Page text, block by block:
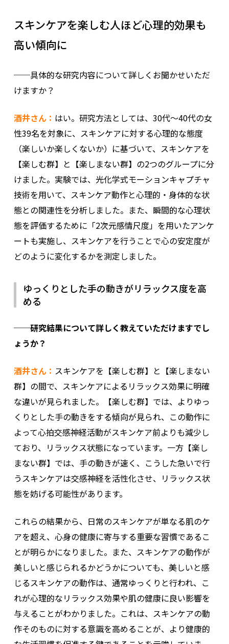
スキンケアを楽しむ人ほど心理的効果も
高い傾向に
──具体的な研究内容について詳しくお聞かせいただ
けますか？
酒井さん： はい。研究方法としては、30代〜40代の女
性39名を対象に、スキンケアに対する心理的な態度
（楽しいか楽しくないか）に基づいて、スキンケアを
【楽しむ群】と【楽しまない群】の2つのグループに分
けました。実験では、光化学式モーションキャプチャ
技術を用いて、スキンケア動作と心理的・身体的な状
態との関連性を分析しました。また、瞬間的な心理状
態を評価するために「2次元感情尺度」を用いたアンケ
ートも実施し、スキンケアを行うことで心の安定度が
どのように変化するかを測定しました。
ゆっくりとした手の動きがリラックス度を高
める
──研究結果について詳しく教えていただけますでし
ょうか？
酒井さん： スキンケアを【楽しむ群】と【楽しまない
群】の間で、スキンケアによるリラックス効果に明確
な違いが見られました。【楽しむ群】では、よりゆっ
くりとした手の動きをする傾向が見られ、この動作に
よって心拍交感神経活動がスキンケア前よりも減少し
ており、リラックス状態になっています。一方【楽し
まない群】では、手の動きが速く、こうした急いで行
うスキンケアは交感神経を活性化させ、リラックス状
態を妨げる可能性があります。
これらの結果から、日常のスキンケアが単なる肌のケ
アを超え、心身の健康に寄与する重要な習慣であるこ
とが明らかになりました。また、スキンケアの動作が
美しいと感じられるかどうかについても、美しいと感
じるスキンケアの動作は、通常ゆっくりと行われ、こ
れが心理的なリラックス効果や肌の健康に良い影響を
与えることがわかりました。これは、スキンケアの動
作そのものに対する意識を高めることが、より健康的